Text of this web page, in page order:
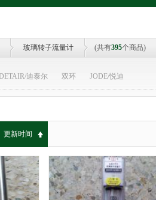
玻璃转子流量计 (共有395个商品)
迪泰尔 双环 JODE/悦迪
更新时间